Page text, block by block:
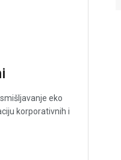
eko
korporativnih i